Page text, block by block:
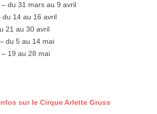
du 31 mars au 9 avril
du 14 au 16 avril
21 au 30 avril
du 5 au 14 mai
19 au 28 mai
sur le Cirque Arlette Gruss